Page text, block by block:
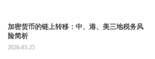
加密货币的链上转移：中、港、美三地税务风
险简析
2026-03-25